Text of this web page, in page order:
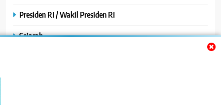
Presiden RI / Wakil Presiden RI
Sejarah